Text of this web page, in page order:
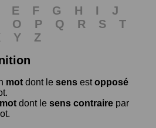
E F G H I
J
O P Q R S
T
Y
Z
mot dont le sens estopposé
mot dont le sens contraire par